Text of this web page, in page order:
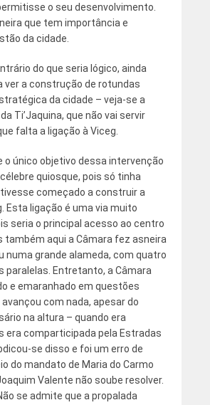
o seu desenvolvimento.
que tem importância e
da cidade.
do que seria lógico, ainda
ver a construção de rotundas
da cidade – veja-se a
Ti’Jaquina, que não vai servir
falta a ligação à Viceg.
o único objetivo dessa intervenção
quiosque, pois só tinha
tivesse começado a construir a
Esta ligação é uma via muito
seria o principal acesso ao centro
também aqui a Câmara fez asneira
numa grande alameda, com quatro
paralelas. Entretanto, a Câmara
e emaranhado em questões
com nada, apesar do
na altura – quando era
era comparticipada pela Estradas
se disso e foi um erro de
do mandato de Maria do Carmo
Valente não soube resolver.
se admite que a propalada